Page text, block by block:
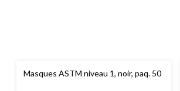
Masques ASTM niveau 1, noir, paq. 50